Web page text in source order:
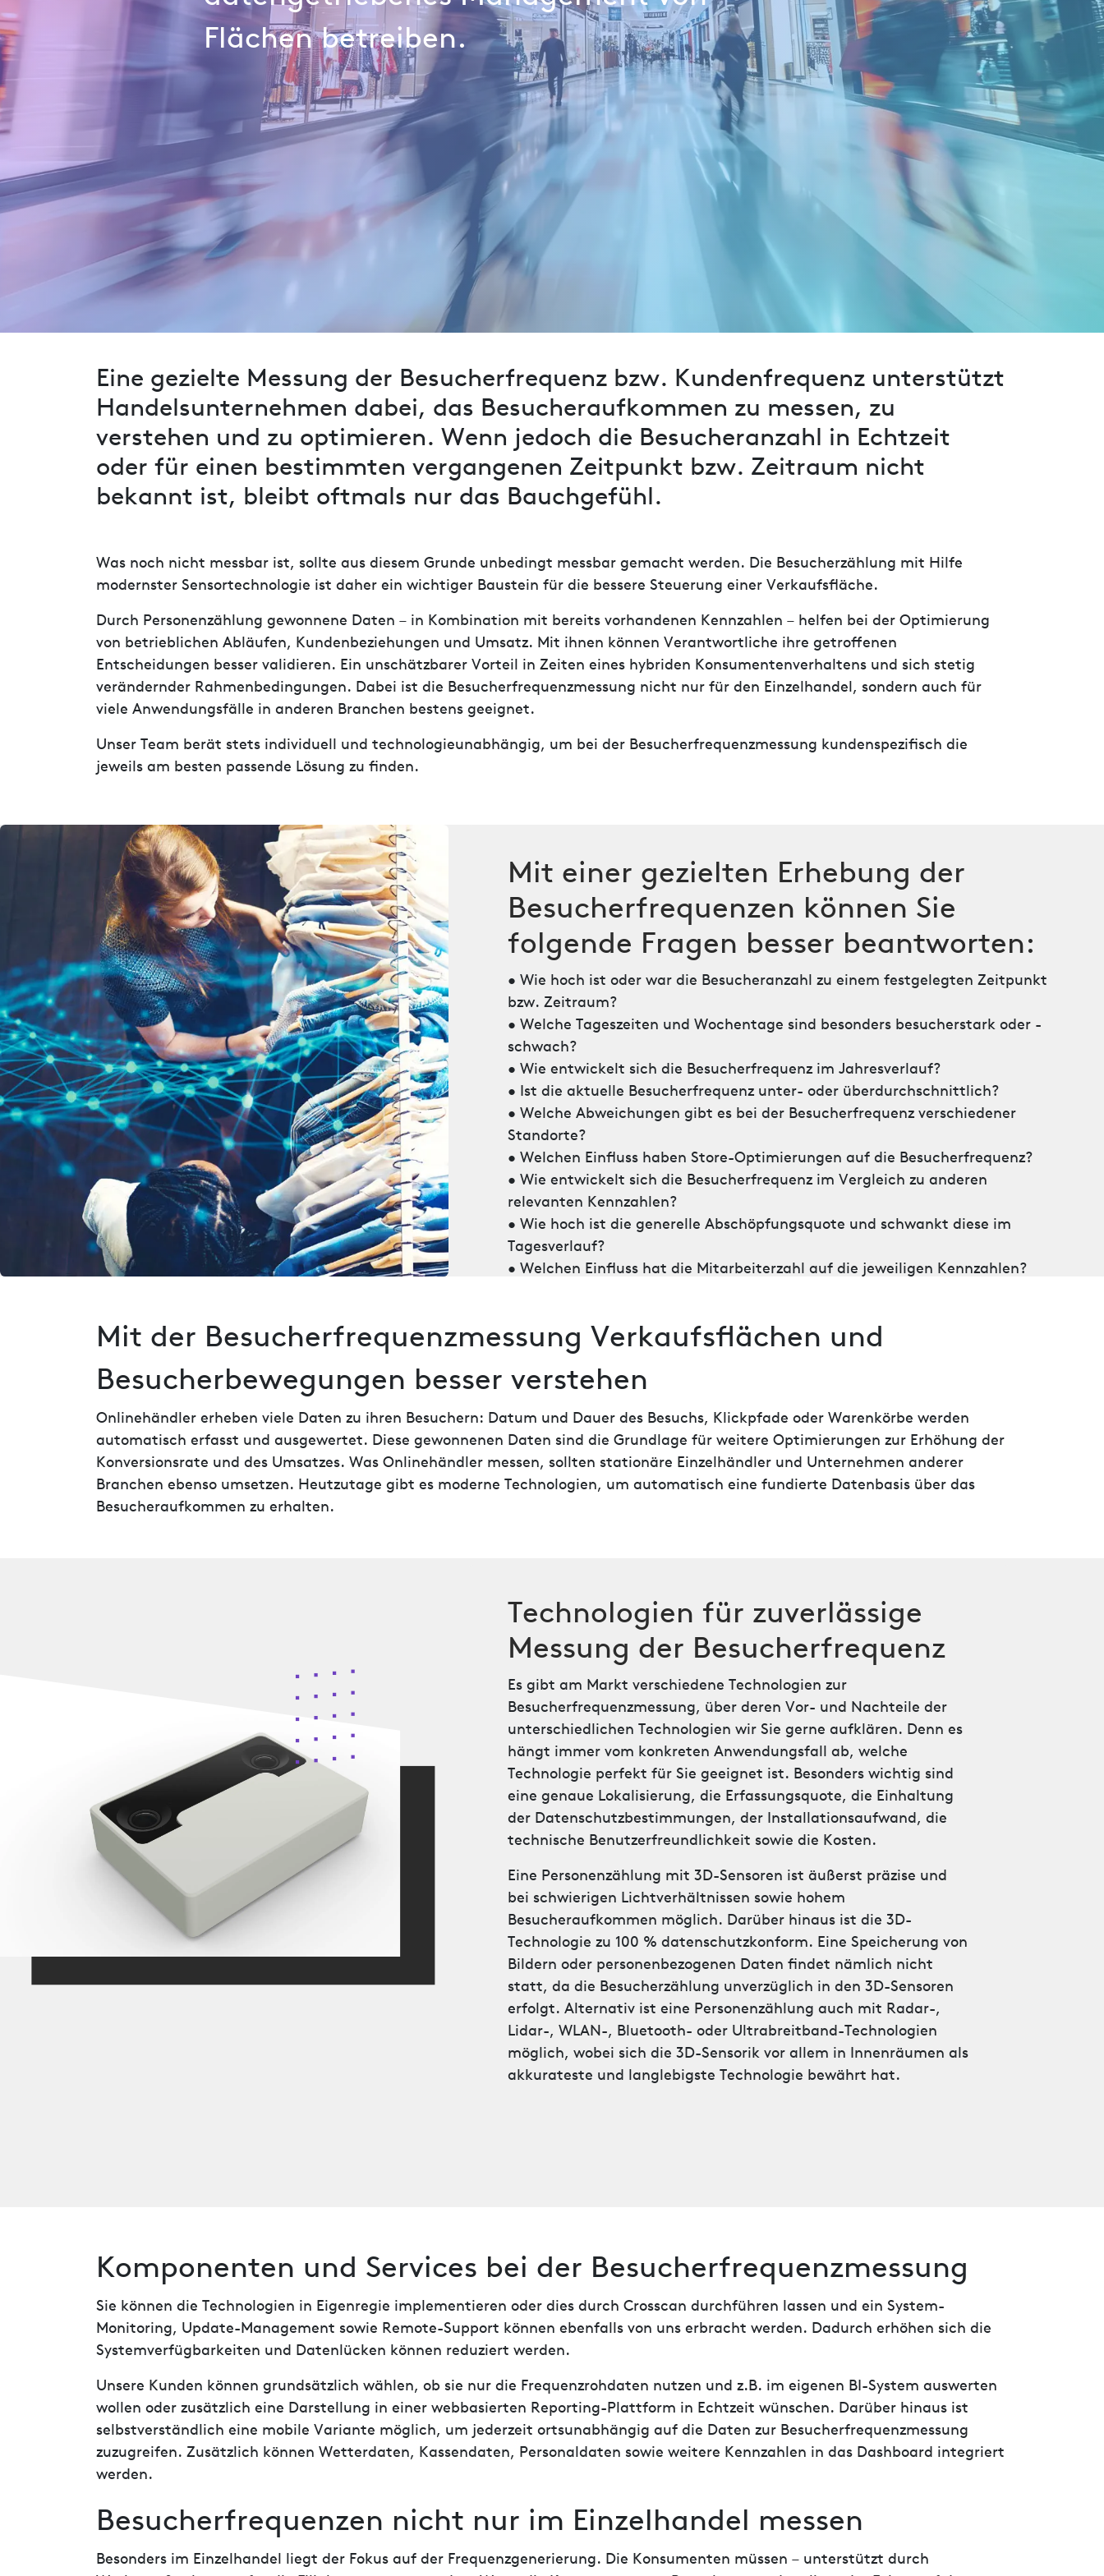
Flächen betreiben.
Eine gezielte Messung der Besucherfrequenz bzw. Kundenfrequenz unterstützt
Handelsunternehmen dabei, das Besucheraufkommen zu messen, zu
verstehen und zu optimieren. Wenn jedoch die Besucheranzahl in Echtzeit
oder für einen bestimmten vergangenen Zeitpunkt bzw. Zeitraum nicht
bekannt ist, bleibt oftmals nur das Bauchgefühl.
Was noch nicht messbar ist, sollte aus diesem Grunde unbedingt messbar gemacht werden. Die Besucherzählung mit Hilfe
modernster Sensortechnologie ist daher ein wichtiger Baustein für die bessere Steuerung einer Verkaufsfläche.
Durch Personenzählung gewonnene Daten – in Kombination mit bereits vorhandenen Kennzahlen – helfen bei der Optimierung
von betrieblichen Abläufen, Kundenbeziehungen und Umsatz. Mit ihnen können Verantwortliche ihre getroffenen
Entscheidungen besser validieren. Ein unschätzbarer Vorteil in Zeiten eines hybriden Konsumentenverhaltens und sich stetig
verändernder Rahmenbedingungen. Dabei ist die Besucherfrequenzmessung nicht nur für den Einzelhandel, sondern auch für
viele Anwendungsfälle in anderen Branchen bestens geeignet.
Unser Team berät stets individuell und technologieunabhängig, um bei der Besucherfrequenzmessung kundenspezifisch die
jeweils am besten passende Lösung zu finden.
Mit einer gezielten Erhebung der
Besucherfrequenzen können Sie
folgende Fragen besser beantworten:
• Wie hoch ist oder war die Besucheranzahl zu einem festgelegten Zeitpunkt
bzw. Zeitraum?
• Welche Tageszeiten und Wochentage sind besonders besucherstark oder -
schwach?
• Wie entwickelt sich die Besucherfrequenz im Jahresverlauf?
• Ist die aktuelle Besucherfrequenz unter- oder überdurchschnittlich?
• Welche Abweichungen gibt es bei der Besucherfrequenz verschiedener
Standorte?
• Welchen Einfluss haben Store-Optimierungen auf die Besucherfrequenz?
• Wie entwickelt sich die Besucherfrequenz im Vergleich zu anderen
relevanten Kennzahlen?
• Wie hoch ist die generelle Abschöpfungsquote und schwankt diese im
Tagesverlauf?
• Welchen Einfluss hat die Mitarbeiterzahl auf die jeweiligen Kennzahlen?
Mit der Besucherfrequenzmessung Verkaufsflächen und
Besucherbewegungen besser verstehen
Onlinehändler erheben viele Daten zu ihren Besuchern: Datum und Dauer des Besuchs, Klickpfade oder Warenkörbe werden
automatisch erfasst und ausgewertet. Diese gewonnenen Daten sind die Grundlage für weitere Optimierungen zur Erhöhung der
Konversionsrate und des Umsatzes. Was Onlinehändler messen, sollten stationäre Einzelhändler und Unternehmen anderer
Branchen ebenso umsetzen. Heutzutage gibt es moderne Technologien, um automatisch eine fundierte Datenbasis über das
Besucheraufkommen zu erhalten.
Technologien für zuverlässige
Messung der Besucherfrequenz
Es gibt am Markt verschiedene Technologien zur
Besucherfrequenzmessung, über deren Vor- und Nachteile der
unterschiedlichen Technologien wir Sie gerne aufklären. Denn es
hängt immer vom konkreten Anwendungsfall ab, welche
Technologie perfekt für Sie geeignet ist. Besonders wichtig sind
eine genaue Lokalisierung, die Erfassungsquote, die Einhaltung
der Datenschutzbestimmungen, der Installationsaufwand, die
technische Benutzerfreundlichkeit sowie die Kosten.
Eine Personenzählung mit 3D-Sensoren ist äußerst präzise und
bei schwierigen Lichtverhältnissen sowie hohem
Besucheraufkommen möglich. Darüber hinaus ist die 3D-
Technologie zu 100 % datenschutzkonform. Eine Speicherung von
Bildern oder personenbezogenen Daten findet nämlich nicht
statt, da die Besucherzählung unverzüglich in den 3D-Sensoren
erfolgt. Alternativ ist eine Personenzählung auch mit Radar-,
Lidar-, WLAN-, Bluetooth- oder Ultrabreitband-Technologien
möglich, wobei sich die 3D-Sensorik vor allem in Innenräumen als
akkurateste und langlebigste Technologie bewährt hat.
Komponenten und Services bei der Besucherfrequenzmessung
Sie können die Technologien in Eigenregie implementieren oder dies durch Crosscan durchführen lassen und ein System-
Monitoring, Update-Management sowie Remote-Support können ebenfalls von uns erbracht werden. Dadurch erhöhen sich die
Systemverfügbarkeiten und Datenlücken können reduziert werden.
Unsere Kunden können grundsätzlich wählen, ob sie nur die Frequenzrohdaten nutzen und z.B. im eigenen BI-System auswerten
wollen oder zusätzlich eine Darstellung in einer webbasierten Reporting-Plattform in Echtzeit wünschen. Darüber hinaus ist
selbstverständlich eine mobile Variante möglich, um jederzeit ortsunabhängig auf die Daten zur Besucherfrequenzmessung
zuzugreifen. Zusätzlich können Wetterdaten, Kassendaten, Personaldaten sowie weitere Kennzahlen in das Dashboard integriert
werden.
Besucherfrequenzen nicht nur im Einzelhandel messen
Besonders im Einzelhandel liegt der Fokus auf der Frequenzgenerierung. Die Konsumenten müssen – unterstützt durch